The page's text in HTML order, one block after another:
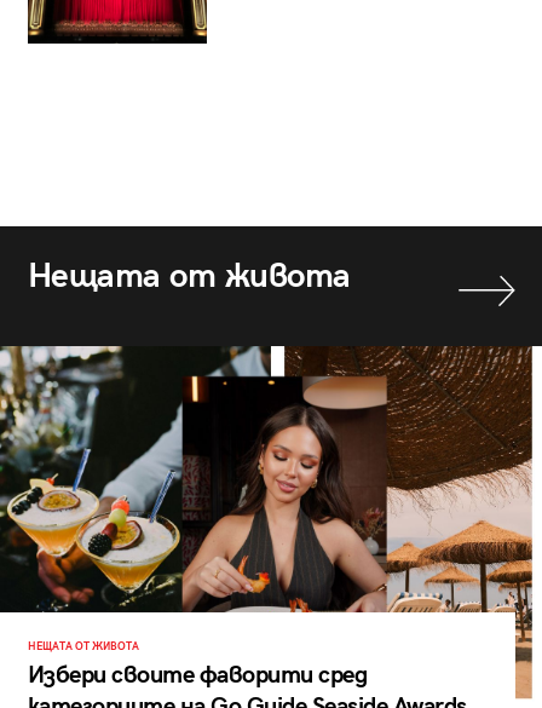
Нещата от живота
НЕЩАТА ОТ ЖИВОТА
Избери своите фаворити сред